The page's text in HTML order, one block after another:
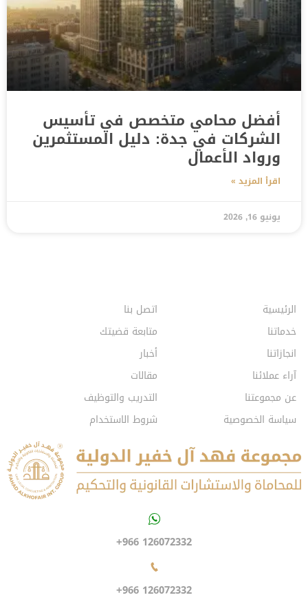
أفضل محامي متخصص في تأسيس
الشركات في جدة: دليل المستثمرين
ورواد الأعمال
اقرأ المزيد »
يونيو 16, 2026
الرئيسية
خدماتنا
انجازاتنا
آراء عملائنا
عن مجموعتنا
سياسة الخصوصية
اتصل بنا
متابعة قضيتك
أخبار
مقالات
التدريب والتوظيف
شروط الاستخدام
+966 126072332
+966 126072332